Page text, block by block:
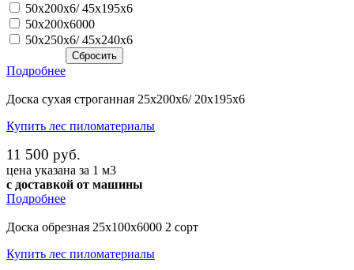
50х200х6/ 45х195х6
50х200х6000
50х250х6/ 45х240х6
Подробнее
Доска сухая строганная 25х200х6/ 20х195х6
Купить лес пиломатериалы
11 500 руб.
цена указана за 1 м3
с доставкой от машины
Подробнее
Доска обрезная 25х100х6000 2 сорт
Купить лес пиломатериалы